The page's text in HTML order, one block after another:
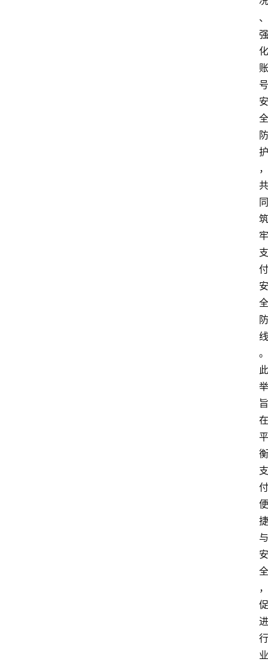
、
强
化
账
号
安
全
防
护
，
共
同
筑
牢
支
付
安
全
防
线
。
此
举
旨
在
平
衡
支
付
便
捷
与
安
全
，
促
进
行
业